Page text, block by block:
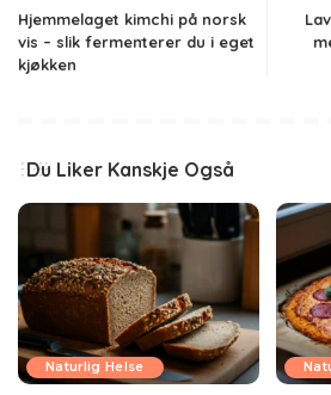
Hjemmelaget kimchi på norsk
vis – slik fermenterer du i eget
kjøkken
Du Liker Kanskje Også
Naturlig Helse